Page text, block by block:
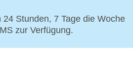
Stunden, 7 Tage die Woche
zur Verfügung.